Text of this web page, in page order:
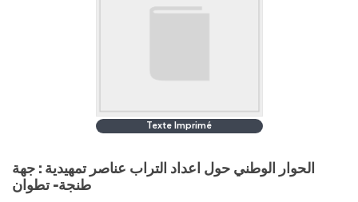
Texte Imprimé
الحوار الوطني حول اعداد التراب عناصر تمهيدية : جهة
طنجة- تطوان